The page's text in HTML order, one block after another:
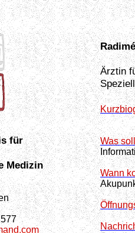
für
Medizin
Ärztin
Was
Wann